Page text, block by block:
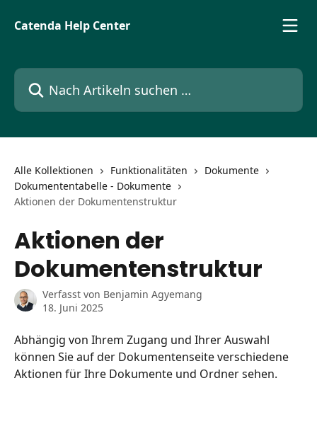
Catenda Help Center
Nach Artikeln suchen …
Alle Kollektionen Funktionalitäten
Dokumente
Dokumententabelle - Dokumente
Aktionen der Dokumentenstruktur
Aktionen der
Dokumentenstruktur
Verfasst von Benjamin Agyemang
18. Juni 2025
Abhängig von Ihrem Zugang und Ihrer Auswahl
können Sie auf der Dokumentenseite verschiedene
Aktionen für Ihre Dokumente und Ordner sehen.